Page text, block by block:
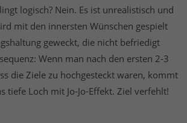
logisch? Nein. Es ist unrealistisch und
mit den innersten Wünschen gespielt
geweckt, die nicht befriedigt
Wenn man nach den ersten 2-3
die Ziele zu hochgesteckt waren, kommt
tiefe Loch mit Jo-Jo-Effekt. Ziel verfehlt!